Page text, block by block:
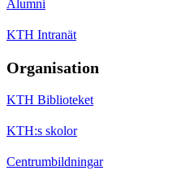
Alumni
KTH Intranät
Organisation
KTH Biblioteket
KTH:s skolor
Centrumbildningar